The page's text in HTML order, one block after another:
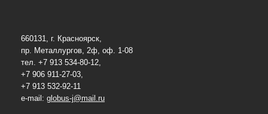
660131, г. Красноярск,
пр. Металлургов, 2ф, оф. 1-08
тел. +7 913 534-80-12,
+7 906 911-27-03,
+7 913 532-92-11
e-mail: globus-j@mail.ru